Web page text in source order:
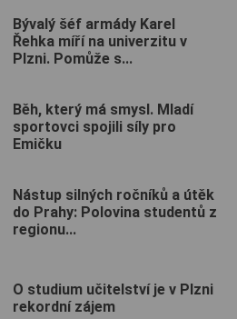
Bývalý šéf armády Karel
Řehka míří na univerzitu v
Plzni. Pomůže s...
Běh, který má smysl. Mladí
sportovci spojili síly pro
Emičku
Nástup silných ročníků a útěk
do Prahy: Polovina studentů z
regionu...
O studium učitelství je v Plzni
rekordní zájem